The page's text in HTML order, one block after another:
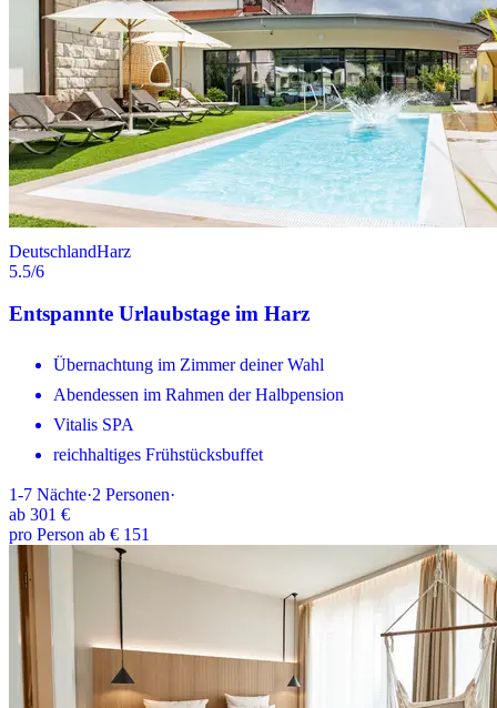
DeutschlandHarz
5.5/6
Entspannte Urlaubstage im Harz
Übernachtung im Zimmer deiner Wahl
Abendessen im Rahmen der Halbpension
Vitalis SPA
reichhaltiges Frühstücksbuffet
1-7 Nächte·2 Personen·
ab 301 €
pro Person ab € 151